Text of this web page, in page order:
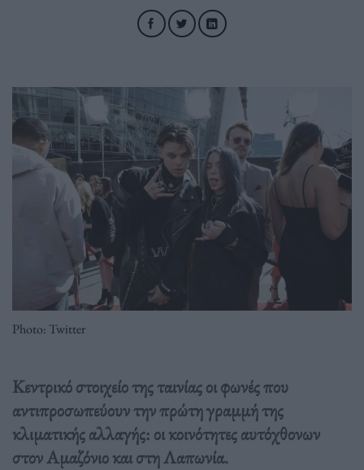
Photo: Twitter
Κεντρικό στοιχείο της ταινίας οι φωνές που
αντιπροσωπεύουν την πρώτη γραμμή της
κλιματικής αλλαγής: οι κοινότητες αυτόχθονων
στον Αμαζόνιο και στη Λαπωνία.